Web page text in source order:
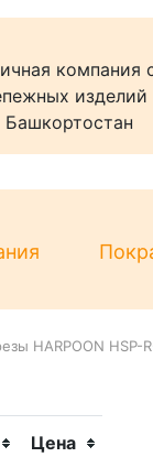
компания
изделий
Башкортостан
HARPOON HSP-
Цена